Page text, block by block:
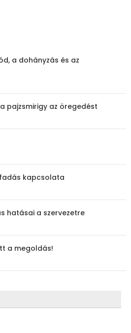
a dohányzás és az
pajzsmirigy az öregedést
kapcsolata
hatásai a szervezetre
a megoldás!